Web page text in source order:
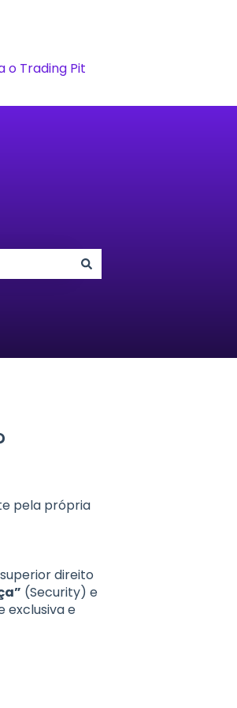
o Trading Pit
pela própria
direito
(Security) e
exclusiva e